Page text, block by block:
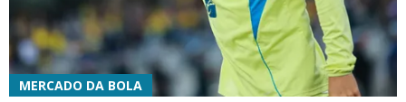
MERCADO DA BOLA